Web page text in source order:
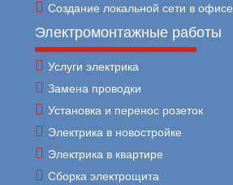
Создание локальной сети в офисе
Электромонтажные работы
Услуги электрика
Замена проводки
Установка и перенос розеток
Электрика в новостройке
Электрика в квартире
Сборка электрощита